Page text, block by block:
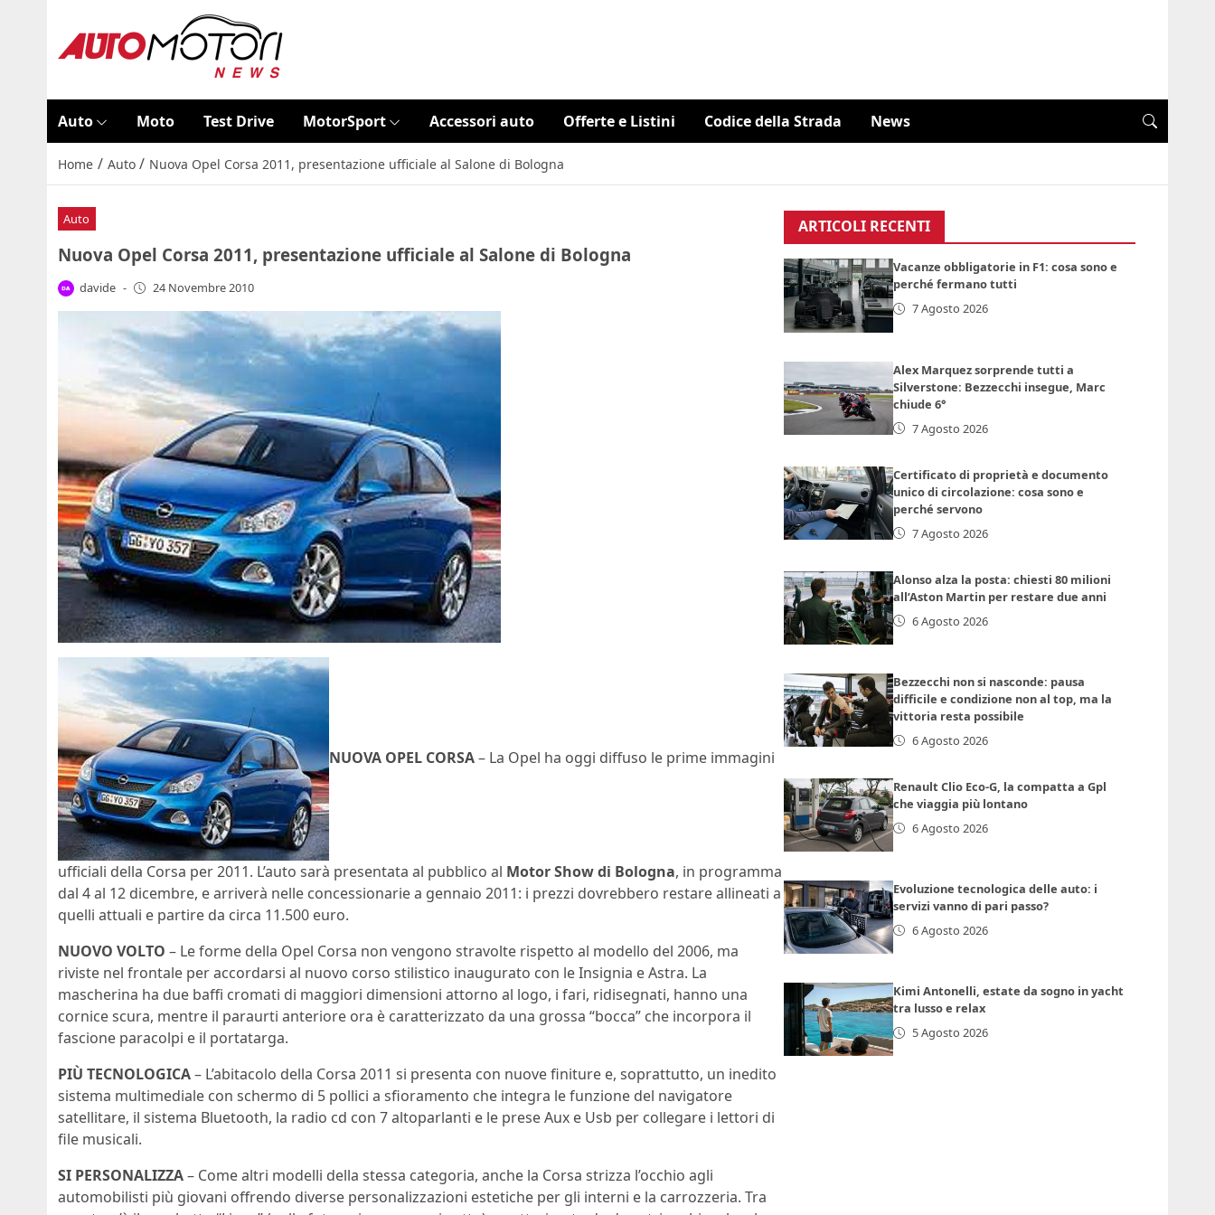
Auto Moto Test Drive MotorSport Accessori auto Offerte e Listini Codice della Strada News
Home / Auto / Nuova Opel Corsa 2011, presentazione ufficiale al Salone di Bologna
Auto
Nuova Opel Corsa 2011, presentazione ufficiale al Salone di Bologna
davide - 24 Novembre 2010
NUOVA OPEL CORSA– La Opel ha oggi diffuso le prime immagini
ufficiali della Corsa per 2011. L’auto sarà presentata al pubblico al Motor Show di Bologna, in programma
dal 4 al 12 dicembre, e arriverà nelle concessionarie a gennaio 2011: i prezzi dovrebbero restare allineati a
quelli attuali e partire da circa 11.500 euro.
NUOVO VOLTO – Le forme della Opel Corsa non vengono stravolte rispetto al modello del 2006, ma
riviste nel frontale per accordarsi al nuovo corso stilistico inaugurato con le Insignia e Astra. La
mascherina ha due baffi cromati di maggiori dimensioni attorno al logo, i fari, ridisegnati, hanno una
cornice scura, mentre il paraurti anteriore ora è caratterizzato da una grossa “bocca” che incorpora il
fascione paracolpi e il portatarga.
PIÙ TECNOLOGICA– L’abitacolo della Corsa 2011 si presenta con nuove finiture e, soprattutto, un inedito
sistema multimediale con schermo di 5 pollici a sfioramento che integra le funzione del navigatore
satellitare, il sistema Bluetooth, la radio cd con 7 altoparlanti e le prese Aux e Usb per collegare i lettori di
file musicali.
SI PERSONALIZZA– Come altri modelli della stessa categoria, anche la Corsa strizza l’occhio agli
automobilisti più giovani offrendo diverse personalizzazioni estetiche per gli interni e la carrozzeria. Tra
ARTICOLI RECENTI
Vacanze obbligatorie in F1: cosa sono e
perché fermano tutti
7 Agosto 2026
Alex Marquez sorprende tutti a
Silverstone: Bezzecchi insegue, Marc
chiude 6°
7 Agosto 2026
Certificato di proprietà e documento
unico di circolazione: cosa sono e
perché servono
7 Agosto 2026
Alonso alza la posta: chiesti 80 milioni
all’Aston Martin per restare due anni
6 Agosto 2026
Bezzecchi non si nasconde: pausa
difficile e condizione non al top, ma la
vittoria resta possibile
6 Agosto 2026
Renault Clio Eco-G, la compatta a Gpl
che viaggia più lontano
6 Agosto 2026
Evoluzione tecnologica delle auto: i
servizi vanno di pari passo?
6 Agosto 2026
Kimi Antonelli, estate da sogno in yacht
tra lusso e relax
5 Agosto 2026